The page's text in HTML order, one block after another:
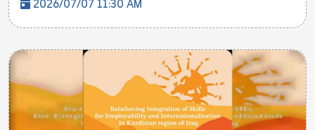
2026/07/07 11:30 AM